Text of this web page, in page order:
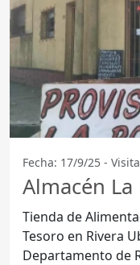
Fecha: 17/9/25 -
Almacén La
Tienda de
Tesoro en Rivera Ubicada en 40000 Rivera,
Departamento de